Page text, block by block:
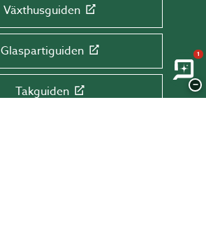
Växthusguiden
Glaspartiguiden
Takguiden
1
−